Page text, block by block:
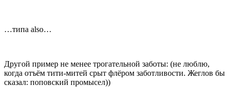
…типа also…
Другой пример не менее трогательной заботы: (не люблю,
когда отъём тити-митей срыт флёром заботливости. Жеглов бы
сказал: поповский промысел))